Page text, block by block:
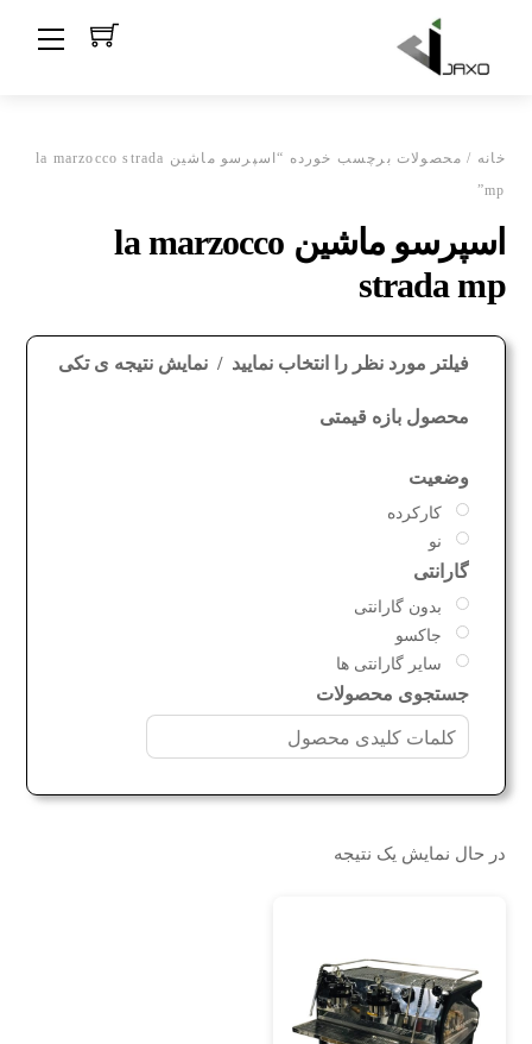
content
خانه / محصولات برچسب خورده “اسپرسو ماشین la marzocco strada
mp”
اسپرسو ماشین la marzocco
strada mp
فیلتر مورد نظر را انتخاب نمایید نمایش نتیجه ی تکی
محصول بازه قیمتی
وضعیت
کارکرده
نو
گارانتی
بدون گارانتی
جاکسو
سایر گارانتی ها
جستجوی محصولات
در حال نمایش یک نتیجه